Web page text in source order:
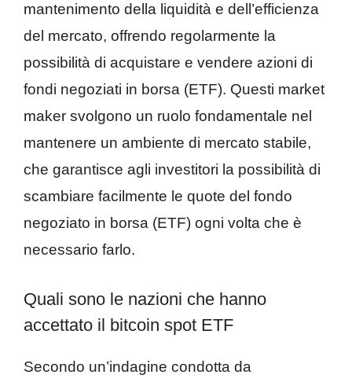
mantenimento della liquidità e dell’efficienza
del mercato, offrendo regolarmente la
possibilità di acquistare e vendere azioni di
fondi negoziati in borsa (ETF). Questi market
maker svolgono un ruolo fondamentale nel
mantenere un ambiente di mercato stabile,
che garantisce agli investitori la possibilità di
scambiare facilmente le quote del fondo
negoziato in borsa (ETF) ogni volta che è
necessario farlo.
Quali sono le nazioni che hanno
accettato il bitcoin spot ETF
Secondo un’indagine condotta da